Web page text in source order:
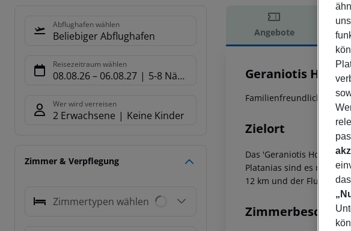
Abflughafen wählen
Beliebiger Abflughafen
Reisezeitraum wählen
08.08.26– 06.08.27 5-8 Nächte
Wer wird verreisen
2 Erwachsene Keine Kinder
Zimmer & Verpflegung
Zimmertypen wählen
Angebote
Geraniotis Hotel
Familienfreundliches 4*-
Zielort
Das 'Geraniotis Hotel &
Platanias sind es nur
12 km und der Flughafen